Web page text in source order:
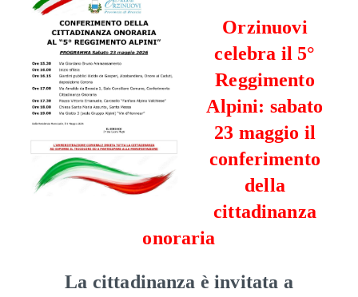
Orzinuovi
celebra il 5°
Reggimento
Alpini: sabato
23 maggio il
conferimento
della
cittadinanza
onoraria
La cittadinanza è invitata a